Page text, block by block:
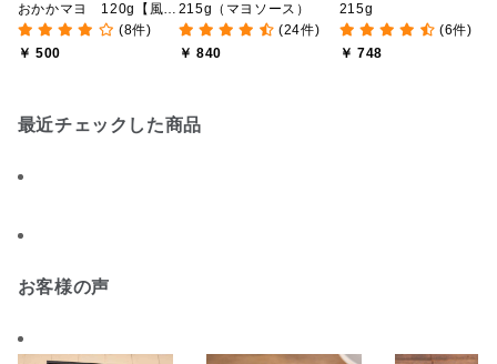
おかかマヨ 120g【風味
豊かな万能だし 使用】
(8件)
￥ 500
215g（マヨソース）
(24件)
￥ 840
215g
(6件)
￥ 748
最近チェックした商品
お客様の声